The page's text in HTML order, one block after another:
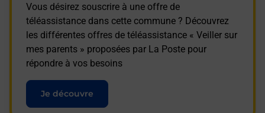
Vous désirez souscrire à une offre de
téléassistance dans cette commune ? Découvrez
les différentes offres de téléassistance « Veiller sur
mes parents » proposées par La Poste pour
répondre à vos besoins
Je découvre